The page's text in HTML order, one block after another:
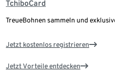
TchiboCard
TreueBohnen sammeln und
Jetzt kostenlos registrieren
Jetzt Vorteile entdecken